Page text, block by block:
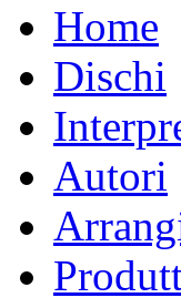
Home
Dischi
Autori